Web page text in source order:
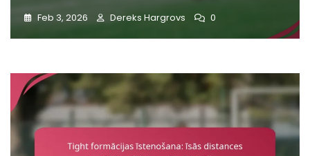
Feb 3, 2026 Dereks Hargrovs 0